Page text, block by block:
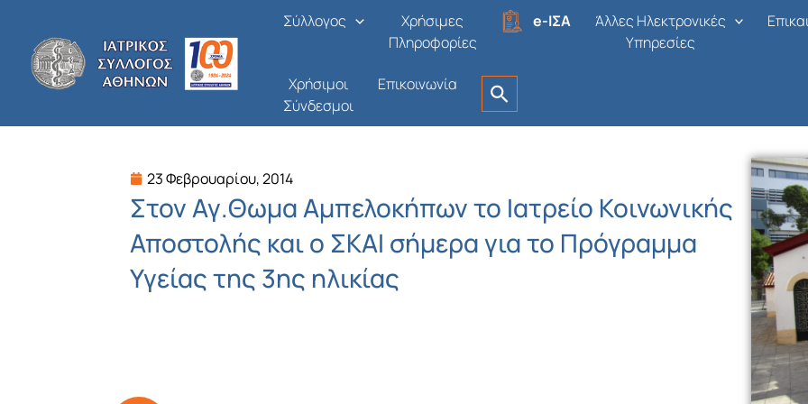
περιεχόμενο
Σύλλογος
Χρήσιμες
Πληροφορίες
e-ΙΣΑ
Άλλες Ηλεκτρονικές
Υπηρεσίες
Χρήσιμοι
Σύνδεσμοι
Επικοινωνία
23 Φεβρουαρίου, 2014
Στον Αγ.Θωμα Αμπελοκήπων το Ιατρείο Κοινωνικής
Αποστολής και ο ΣΚΑΙ σήμερα για το Πρόγραμμα
Υγείας της 3ης ηλικίας